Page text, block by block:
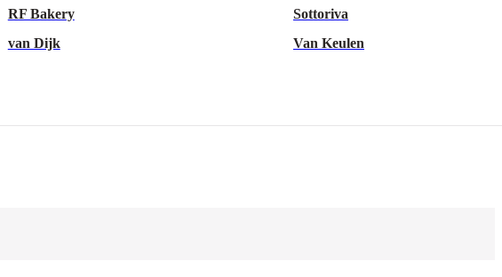
RF Bakery
Sottoriva
van Dijk
Van Keulen